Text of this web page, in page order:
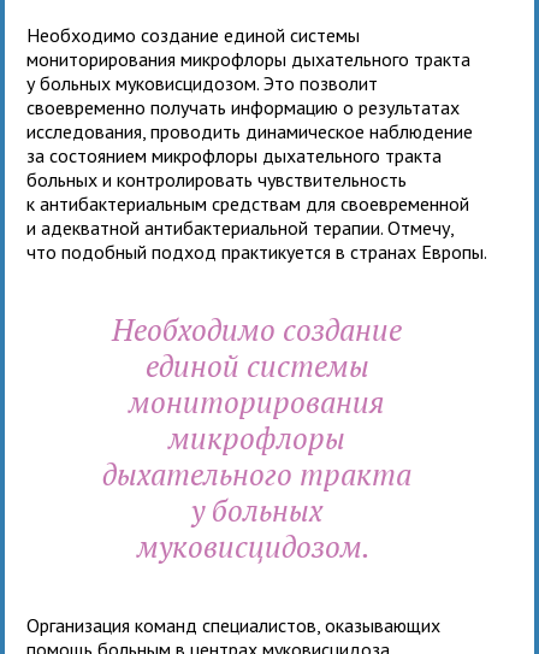
Необходимо создание единой системы
мониторирования микрофлоры дыхательного тракта
у больных муковисцидозом. Это позволит
своевременно получать информацию о результатах
исследования, проводить динамическое наблюдение
за состоянием микрофлоры дыхательного тракта
больных и контролировать чувствительность
к антибактериальным средствам для своевременной
и адекватной антибактериальной терапии. Отмечу,
что подобный подход практикуется в странах Европы.
Необходимо создание
единой системы
мониторирования
микрофлоры
дыхательного тракта
у больных
муковисцидозом.
Организация команд специалистов, оказывающих
помощь больным в центрах муковисцидоза,